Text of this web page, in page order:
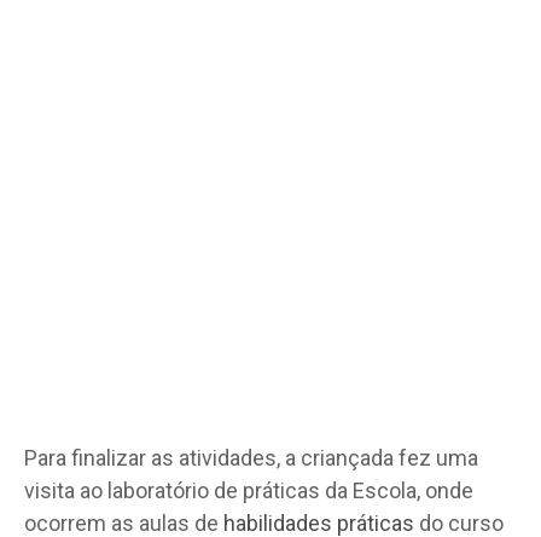
Para finalizar as atividades, a criançada fez uma
visita ao laboratório de práticas da Escola, onde
ocorrem as aulas de habilidades práticas do curso